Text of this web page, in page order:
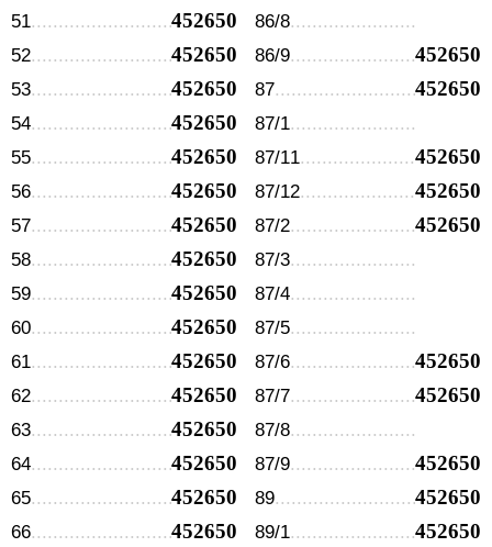
51 452650
52 452650
53 452650
54 452650
55 452650
56 452650
57 452650
58 452650
59 452650
60 452650
61 452650
62 452650
63 452650
64 452650
65 452650
66 452650
86/8
86/9
452650
87 452650
87/1
87/11
452650
87/12 452650
87/2 452650
87/3
87/4
87/5
87/6
452650
87/7 452650
87/8
87/9
452650
89 452650
89/1 452650